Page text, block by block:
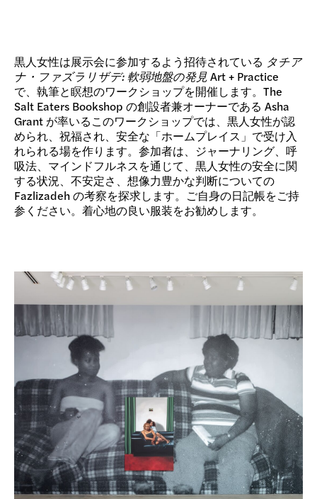
黒人女性は展示会に参加するよう招待されている タチア
ナ・ファズラリザデ: 軟弱地盤の発見Art + Practice
で、執筆と瞑想のワークショップを開催します。The
Salt Eaters Bookshop の創設者兼オーナーである Asha
Grant が率いるこのワークショップでは、黒人女性が認
められ、祝福され、安全な「ホームプレイス」で受け入
れられる場を作ります。参加者は、ジャーナリング、呼
吸法、マインドフルネスを通じて、黒人女性の安全に関
する状況、不安定さ、想像力豊かな判断についての
Fazlizadeh の考察を探求します。ご自身の日記帳をご持
参ください。着心地の良い服装をお勧めします。